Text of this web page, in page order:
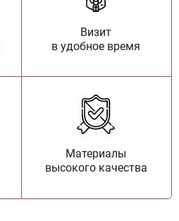
Визит
в удобное время
Материалы
высокого качества